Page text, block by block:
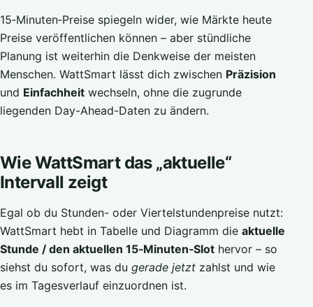
15‑Minuten‑Preise spiegeln wider, wie Märkte heute
Preise veröffentlichen können – aber stündliche
Planung ist weiterhin die Denkweise der meisten
Menschen. WattSmart lässt dich zwischen Präzision
und Einfachheit wechseln, ohne die zugrunde
liegenden Day-Ahead-Daten zu ändern.
Wie WattSmart das „aktuelle“
Intervall zeigt
Egal ob du Stunden- oder Viertelstundenpreise nutzt:
WattSmart hebt in Tabelle und Diagramm die aktuelle
Stunde / den aktuellen 15‑Minuten‑Slot hervor – so
siehst du sofort, was du gerade jetzt zahlst und wie
es im Tagesverlauf einzuordnen ist.